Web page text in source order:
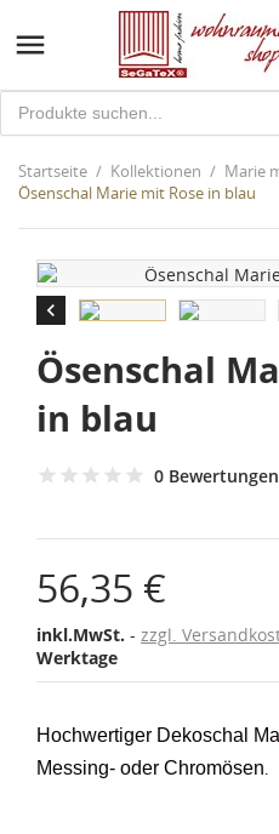

Startseite Kollektionen
Marie
Ösenschal Marie mit Rose in blau

Ösenschal
in blau
0 Bewertungen
56,35 €
inkl.MwSt. zzgl.
Werktage
Hochwertiger Dekoschal
Messing- oder Chromösen